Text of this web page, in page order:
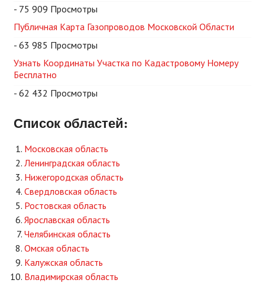
- 75 909 Просмотры
Публичная Карта Газопроводов Московской Области
- 63 985 Просмотры
Узнать Координаты Участка по Кадастровому Номеру
Бесплатно
- 62 432 Просмотры
Список областей:
Московская область
Ленинградская область
Нижегородская область
Свердловская область
Ростовская область
Ярославская область
Челябинская область
Омская область
Калужская область
Владимирская область